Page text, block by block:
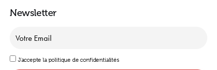
Newsletter
J'accepte la politique de confidentialités